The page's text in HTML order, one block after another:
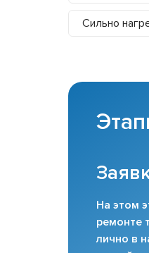
Сильно
На этом
ремонте
лично в